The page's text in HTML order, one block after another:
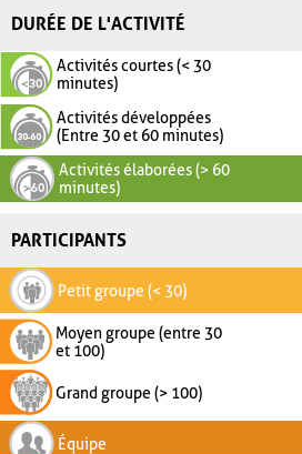
DURÉE DE L'ACTIVITÉ
Activités courtes (< 30
minutes)
Activités développées
(Entre 30 et 60 minutes)
Activités élaborées (> 60
minutes)
PARTICIPANTS
Petit groupe (< 30)
Moyen groupe (entre 30
et 100)
Grand groupe (> 100)
Équipe